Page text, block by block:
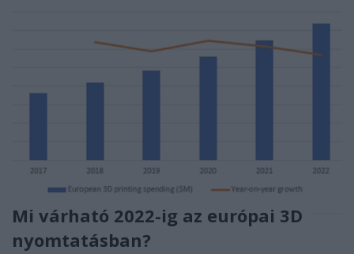
Mi várható 2022-ig az európai 3D
nyomtatásban?